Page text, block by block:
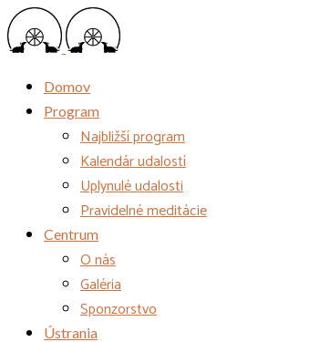
Domov
Program
Najbližší program
Kalendár udalostí
Uplynulé udalosti
Pravidelné meditácie
Centrum
O nás
Galéria
Sponzorstvo
Ústrania